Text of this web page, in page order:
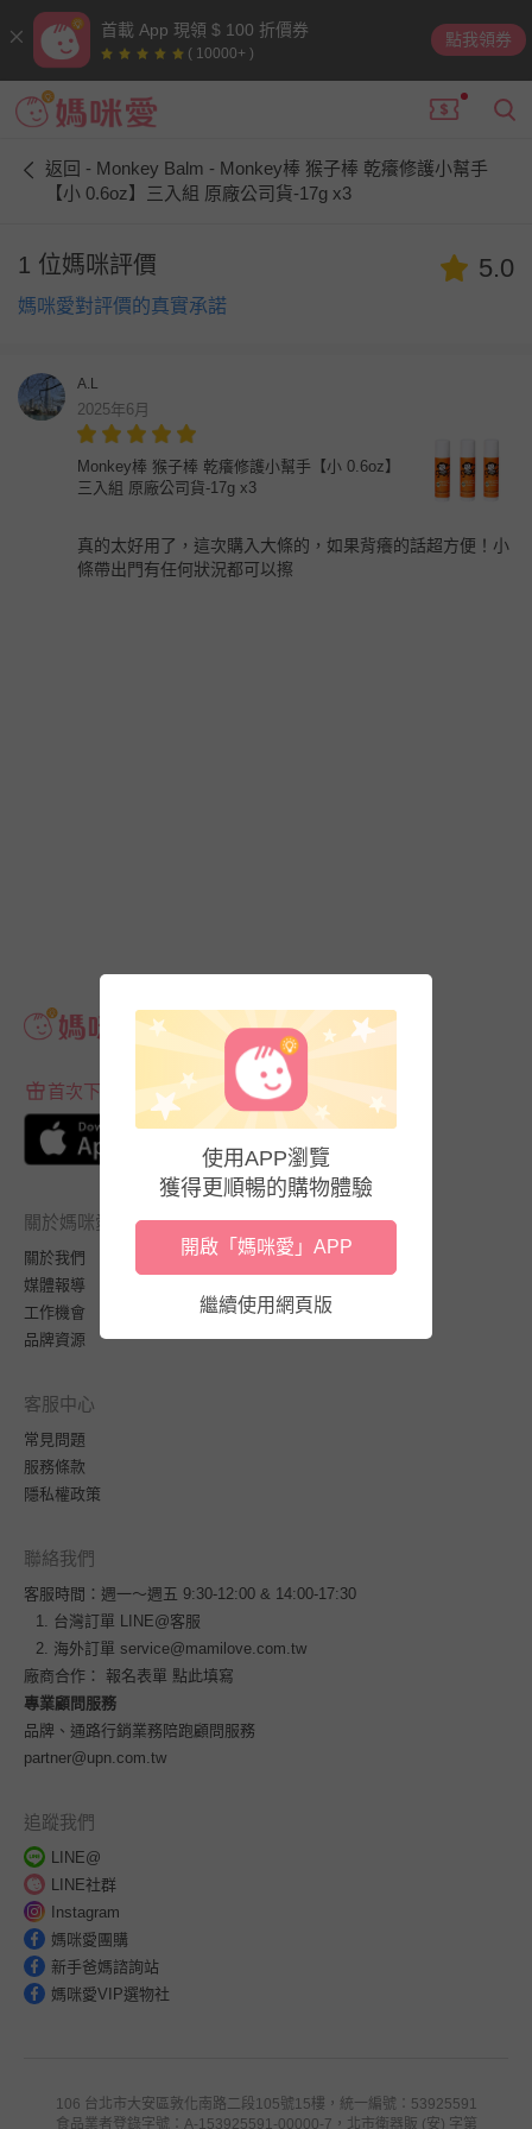
首載 App 現領 $ 100 折價券
( 10000+ )
點我領券
返回 - Monkey Balm - Monkey棒 猴子棒 乾癢修護小幫手
【小 0.6oz】三入組 原廠公司貨-17g x3
1 位媽咪評價
媽咪愛對評價的真實承諾
5.0
A.L
2025年6月
Monkey棒 猴子棒 乾癢修護小幫手【小 0.6oz】
三入組 原廠公司貨-17g x3
真的太好用了，這次購入大條的，如果背癢的話超方便！小
條帶出門有任何狀況都可以擦
首次下載APP送$100折價券
關於媽咪愛
關於我們
媒體報導
工作機會
品牌資源
客服中心
常見問題
服務條款
隱私權政策
聯絡我們
客服時間：週一～週五 9:30-12:00 & 14:00-17:30
台灣訂單
LINE@客服
海外訂單 service@mamilove.com.tw
廠商合作： 報名表單 點此填寫
專業顧問服務
品牌、通路行銷業務陪跑顧問服務
partner@upn.com.tw
追蹤我們
LINE@
LINE社群
Instagram
媽咪愛團購
新手爸媽諮詢站
媽咪愛VIP選物社
106 台北市大安區敦化南路二段105號15樓，統一編號：53925591
食品業者登錄字號：A-153925591-00000-7，北市衛器販 (安) 字第
使用APP瀏覽
獲得更順暢的購物體驗
開啟「媽咪愛」APP
繼續使用網頁版